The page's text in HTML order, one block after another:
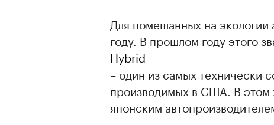
Для помешанных на
году. В прошлом году этого
Hybrid
– один из самых технически
производимых в США. В этом
японским